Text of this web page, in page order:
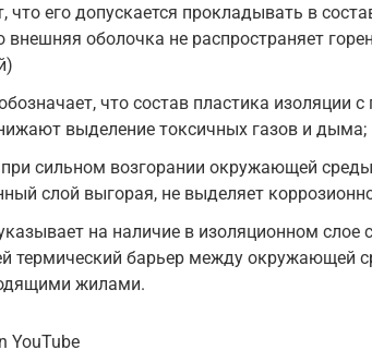
что его допускается прокладывать в
внешняя оболочка не распространяет
что состав пластика изоляции
выделение токсичных газов и дыма;
сильном возгорании окружающей
слой выгорая, не выделяет
на наличие в изоляционном слое
термический барьер между окружающей
жилами.
YouTube